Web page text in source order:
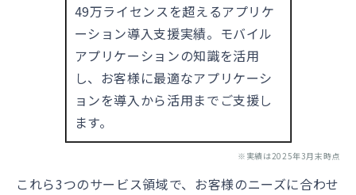
49万ライセンスを超えるアプリケ
ーション導入支援実績。モバイル
アプリケーションの知識を活用
し、お客様に最適なアプリケーシ
ョンを導入から活用までご支援し
ます。
※実績は2025年3月末時点
これら3つのサービス領域で、お客様のニーズに合わせ